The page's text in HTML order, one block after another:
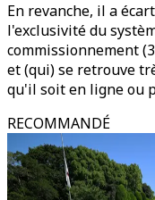
En revanche, il a
l'exclusivité du
commissionnement
et (qui) se retrouve
qu'il soit en ligne ou
RECOMMANDÉ